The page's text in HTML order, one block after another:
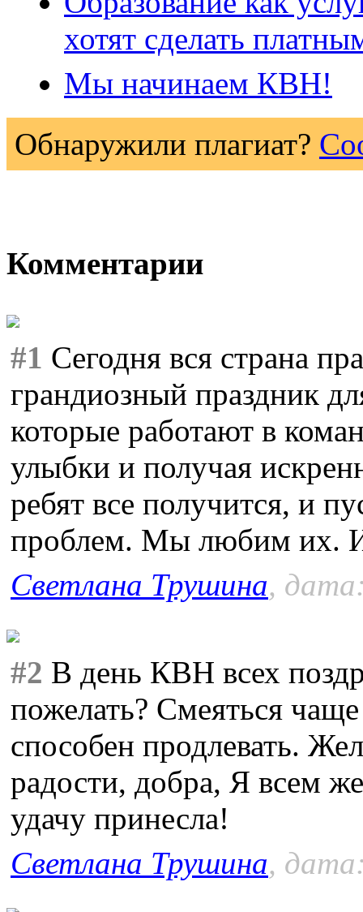
хотят сделать
Мы начинаем КВН!
Обнаружили плагиат?
Комментарии
#1 Сегодня вся страна
грандиозный праздник
которые работают в
улыбки и получая
ребят все получится, и
проблем. Мы любим их.
Светлана Трушина,
#2 В день КВН всех
пожелать? Смеяться
способен продлевать.
радости, добра, Я всем
удачу принесла!
Светлана Трушина,